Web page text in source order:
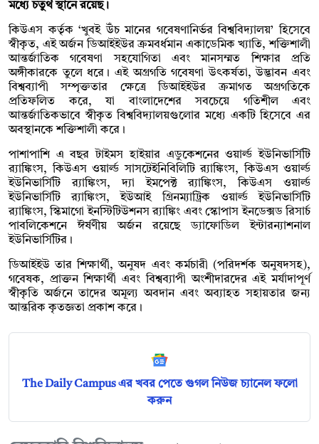
মধ্যে চতুর্থ স্থানে রয়েছ।
কিউএস কর্তৃক ‘খুবই উঁচ মানের গবেষণানির্ভর বিশ্ববিদ্যালয়’ হিসেবে
স্বীকৃত, এই অর্জন ডিআইইউর ক্রমবর্ধমান একাডেমিক খ্যাতি, শক্তিশালী
আন্তর্জাতিক গবেষণা সহযোগিতা এবং মানসম্মত শিক্ষার প্রতি
অঙ্গীকারকে তুলে ধরে। এই অগ্রগতি গবেষণা উৎকর্ষতা, উদ্ভাবন এবং
বিশ্বব্যাপী সম্পৃক্ততার ক্ষেত্রে ডিআইইউর ক্রমাগত অগ্রগতিকে
প্রতিফলিত করে, যা বাংলাদেশের সবচেয়ে গতিশীল এবং
আন্তর্জাতিকভাবে স্বীকৃত বিশ্ববিদ্যালয়গুলোর মধ্যে একটি হিসেবে এর
অবস্থানকে শক্তিশালী করে।
পাশাপাশি এ বছর টাইমস হাইয়ার এডুকেশনের ওয়ার্ল্ড ইউনিভার্সিটি
র‌্যাঙ্কিংস, কিউএস ওয়ার্ল্ড সাসটেইনিবিলিটি র‌্যাঙ্কিংস, কিউএস ওয়ার্ল্ড
ইউনিভার্সিটি র‌্যাঙ্কিংস, দ্যা ইমপেক্ট র‌্যাঙ্কিংস, কিউএস ওয়ার্ল্ড
ইউনিভার্সিটি র‌্যাঙ্কিংস, ইউআই গ্রিনম্যাট্রিক ওয়ার্ল্ড ইউনিভার্সিটি
র‌্যাঙ্কিংস, স্কিমাগো ইনস্টিটিউশনস র‌্যাঙ্কিং এবং স্কোপাস ইনডেক্সড রিসার্চ
পাবলিকেশনে ঈর্ষণীয় অর্জন রয়েছে ড্যাফোডিল ইন্টারন্যাশনাল
ইউনিভার্সিটির।
ডিআইইউ তার শিক্ষার্থী, অনুষদ এবং কর্মচারী (পরিদর্শক অনুষদসহ),
গবেষক, প্রাক্তন শিক্ষার্থী এবং বিশ্বব্যাপী অংশীদারদের এই মর্যাদাপূর্ণ
স্বীকৃতি অর্জনে তাদের অমূল্য অবদান এবং অব্যাহত সহায়তার জন্য
আন্তরিক কৃতজ্ঞতা প্রকাশ করে।
The Daily Campus এর খবর পেতে গুগল নিউজ চ্যানেল ফলো
করুন